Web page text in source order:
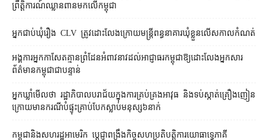
ព្រឹត្តិការណ៍​ឈ្លានពាន​មក​លើ​កម្ពុជា
អ្នកជាប់ឃុំរឿង CLV ត្រូវដោះលែងក្រោយមន្ត្រីពន្ធនាគារឃុំខ្លួនលើសកាលកំណត់
អង្គការ​អ្នកកាសែត​គ្មាន​ព្រំដែន​អំពាវនាវ​ដល់​អាជ្ញាធរ​កម្ពុជា​ឱ្យ​ដោះលែង​អ្នកសារ
ព័ត៌មាន​កម្ពុជា​ជា​បន្ទាន់
អ្នកឃ្លាំមើល​ថា រដ្ឋាភិបាល​បរាជ័យ​ក្នុង​ការ​គ្រប់គ្រង​អាវុធ និង​ទប់ស្កាត់​គ្រឿងញៀន
ក្រោយ​មាន​ករណី​បំផ្ទុះ​គ្រាប់បែក​ស្លាប់​មនុស្ស​៦​នាក់
កម្ពុជា​និង​សហរដ្ឋអាមេរិក ប្ដេជ្ញា​ពង្រឹង​កិច្ច​សហប្រតិបត្តិការ​យោធា​ទ្វេភាគី